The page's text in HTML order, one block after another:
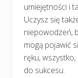
umiejętności i
Uczysz się
niepowodzeń,
mogą pojawić
ręku,
do sukcesu.